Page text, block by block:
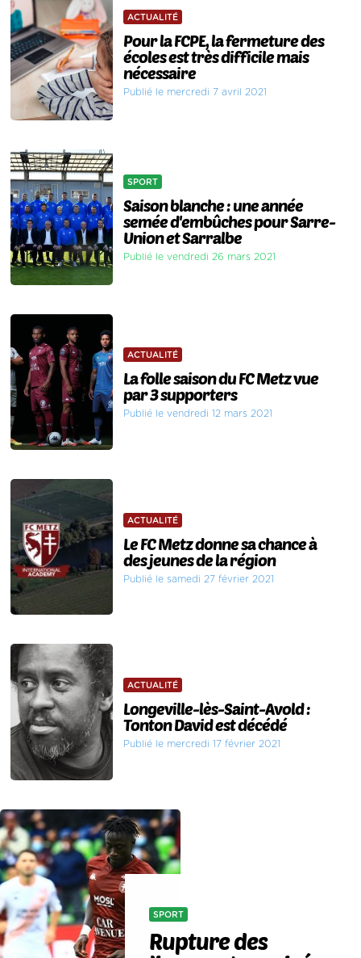
ACTUALITÉ
Pour la FCPE, la fermeture des
écoles est très difficile mais
nécessaire
Publié le mercredi 7 avril 2021
SPORT
Saison blanche : une année
semée d'embûches pour Sarre-
Union et Sarralbe
Publié le vendredi 26 mars 2021
ACTUALITÉ
La folle saison du FC Metz vue
par 3 supporters
Publié le vendredi 12 mars 2021
ACTUALITÉ
Le FC Metz donne sa chance à
des jeunes de la région
Publié le samedi 27 février 2021
ACTUALITÉ
Longeville-lès-Saint-Avold :
Tonton David est décédé
Publié le mercredi 17 février 2021
SPORT
Rupture des